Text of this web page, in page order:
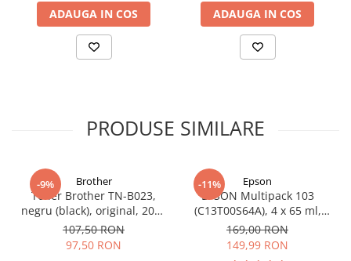
videoconferinta
Alte periferice
Accesorii PC
Cabluri retea
Sisteme Mesh WiFi
Placi de retea
Conectori & mufe retea
ADAUGA IN COS ADAUGA IN COS
PRODUSE SIMILARE
-9% Brother
Toner Brother TN-B023,
negru (black), original, 2000
pagini
107,50 RON
97,50 RON
-11% Epson
EPSON Multipack 103
(C13T00S64A), 4 x 65 ml,
Black/Cyan/Magenta/Yellow
(T00S6)
169,00 RON
149,99 RON